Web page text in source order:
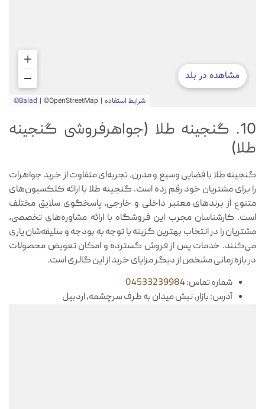
10. گنجینه طلا (جواهرفروشی گنجینه
طلا)
گنجینه طلا با فضایی وسیع و مدرن، تجربه‌ای متفاوت از خرید جواهرات
را برای مشتریان خود رقم زده است. گنجینه طلا با ارائه کلکسیون‌های
متنوع از برندهای معتبر داخلی و خارجی، پاسخگوی سلایق مختلف
است. کارشناسان مجرب این فروشگاه با ارائه مشاوره‌های تخصصی،
مشتریان را در انتخاب بهترین گزینه با توجه به بودجه و سلیقه‌شان یاری
می‌کنند. خدمات پس از فروش گسترده و امکان تعویض محصولات
در بازه زمانی مشخص از دیگر مزایای خرید از این گالری است.
شماره تماس:04533239984
آدرس: بازار، نبش میدان به طرف سرچشمه، اردبیل